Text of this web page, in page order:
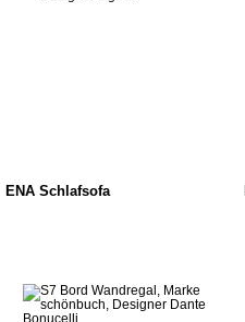
ENA Schlafsofa